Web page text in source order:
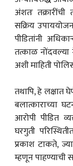
अंशतः
सक्रिय
पीडितांनी
तत्काळ
अशी माहिती
तथापि, हे लक्षात
बलात्काराच्या
आरोपी पीडित
घरगुती
प्रकाश टाकते,
म्हणून पाहण्याची